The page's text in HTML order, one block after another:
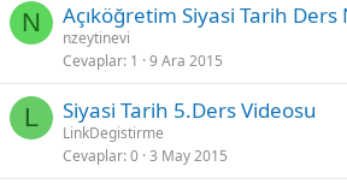
N Açıköğretim Siyasi Tarih Ders
nzeytinevi
Cevaplar 1 9 Ara 2015
L Siyasi Tarih 5.Ders Videosu
LinkDegistirme
Cevaplar 0 3 May 2015